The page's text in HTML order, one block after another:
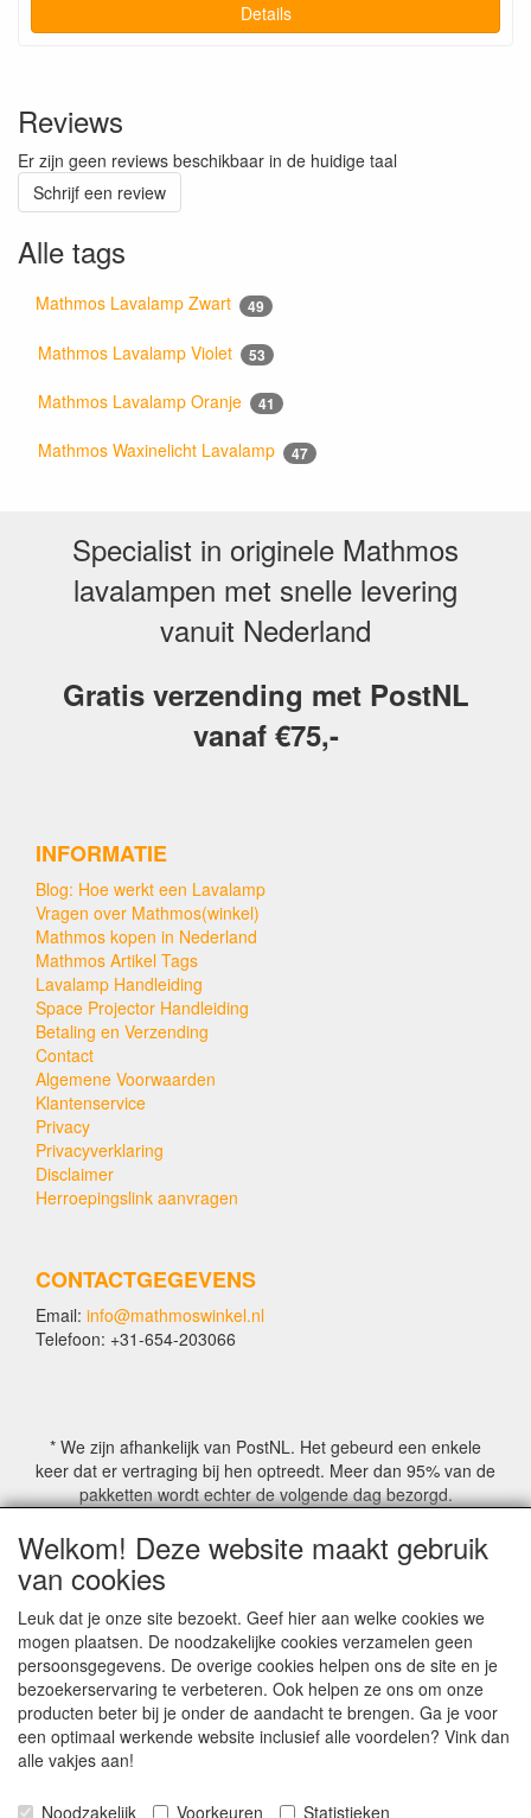
Details
Reviews
Er zijn geen reviews beschikbaar in de huidige taal
Schrijf een review
Alle tags
Mathmos Lavalamp Zwart 49
Mathmos Lavalamp Violet 53
Mathmos Lavalamp Oranje 41
Mathmos Waxinelicht Lavalamp 47
Specialist in originele Mathmos
lavalampen met snelle levering
vanuit Nederland
Gratis verzending met PostNL
vanaf €75,-
INFORMATIE
Blog: Hoe werkt een Lavalamp
Vragen over Mathmos(winkel)
Mathmos kopen in Nederland
Mathmos Artikel Tags
Lavalamp Handleiding
Space Projector Handleiding
Betaling en Verzending
Contact
Algemene Voorwaarden
Klantenservice
Privacy
Privacyverklaring
Disclaimer
Herroepingslink aanvragen
CONTACTGEGEVENS
Email: info@mathmoswinkel.nl
Telefoon: +31-654-203066
* We zijn afhankelijk van PostNL. Het gebeurd een enkele
keer dat er vertraging bij hen optreedt. Meer dan 95% van de
pakketten wordt echter de volgende dag bezorgd.
© COPYRIGHT by Mathmoswinkel.nl
Site Name, Ownership and Design Copyright by
Mathmoswinkel.nl
Copyrighted property may not be distributed, or displayed on
another website, or otherwise copied or reproduced without
our explicit written permission.
For more information on this site please contact:
webmaster@mathmoswinkel.nl
©2005-2026 [Mathmoswinkel]
Welkom! Deze website maakt gebruik
van cookies
Leuk dat je onze site bezoekt. Geef hier aan welke cookies we
mogen plaatsen. De noodzakelijke cookies verzamelen geen
persoonsgegevens. De overige cookies helpen ons de site en je
bezoekerservaring te verbeteren. Ook helpen ze ons om onze
producten beter bij je onder de aandacht te brengen. Ga je voor
een optimaal werkende website inclusief alle voordelen? Vink dan
alle vakjes aan!
Noodzakelijk Voorkeuren Statistieken